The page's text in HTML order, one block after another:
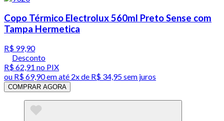
Copo Térmico Electrolux 560ml Preto Sense com
Tampa Hermetica
R$ 99,90
Desconto
R$ 62,91 no PIX
ou R$ 69,90em até 2x de R$ 34,95 sem juros
COMPRAR AGORA